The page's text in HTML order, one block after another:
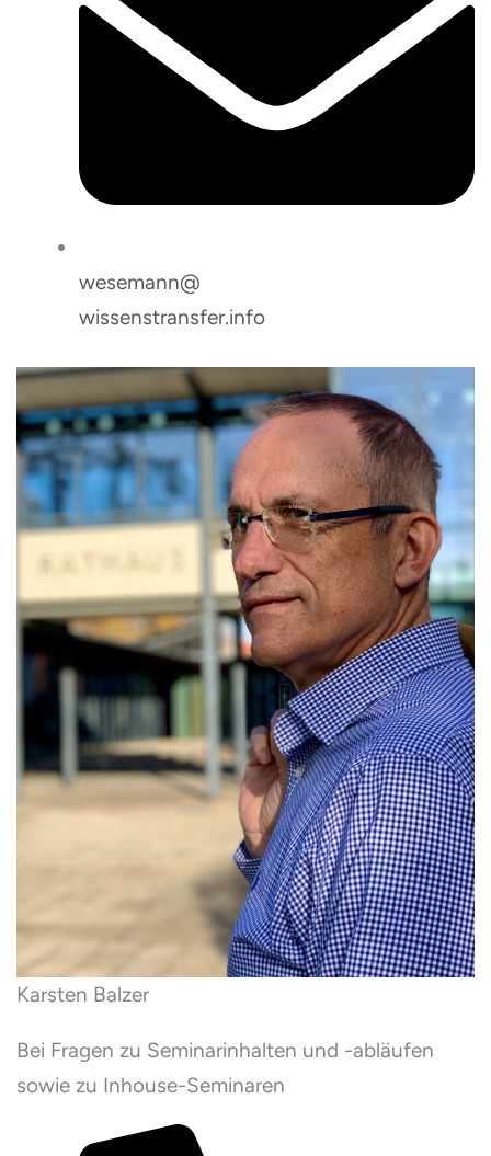
wesemann@
wissenstransfer.info
Karsten Balzer
Bei Fragen zu Seminarinhalten und -abläufen
sowie zu Inhouse-Seminaren